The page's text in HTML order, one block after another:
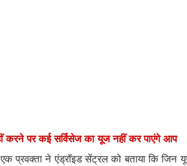
करने पर कई सर्विसेज का यूज नहीं कर पाएंगे आप
प्रवक्ता ने एंड्रॉइड सेंट्रल को बताया कि जिन